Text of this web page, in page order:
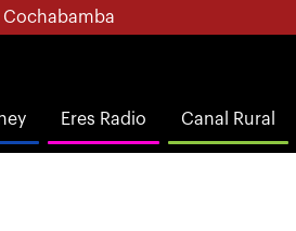
Cochabamba
Eres Radio Canal Rural